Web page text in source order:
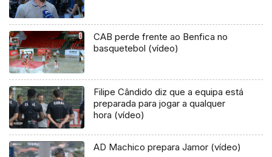
CAB perde frente ao Benfica no
basquetebol (vídeo)
Filipe Cândido diz que a equipa está
preparada para jogar a qualquer
hora (vídeo)
AD Machico prepara Jamor (vídeo)